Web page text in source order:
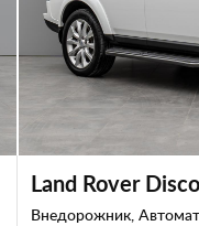
Land Rover
Внедорожник,